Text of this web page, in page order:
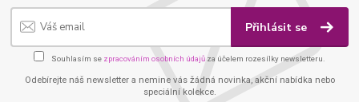
Přihlásit se
Souhlasím se zpracováním osobních údajů za účelem rozesílky newsletteru.
Odebírejte náš newsletter a nemine vás žádná novinka, akční nabídka nebo
speciální kolekce.